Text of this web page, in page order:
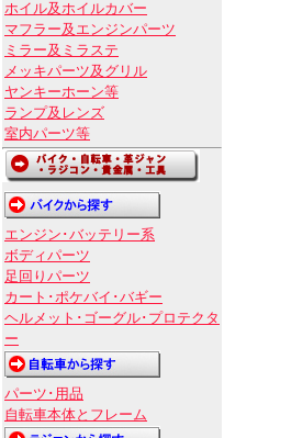
ホイル及ホイルカバー
マフラー及エンジンパーツ
ミラー及ミラステ
メッキパーツ及グリル
ヤンキーホーン等
ランプ及レンズ
室内パーツ等
エンジン･バッテリー系
ボディパーツ
足回りパーツ
カート･ポケバイ･バギー
ヘルメット･ゴーグル･プロテクタ
ー
パーツ･用品
自転車本体とフレーム